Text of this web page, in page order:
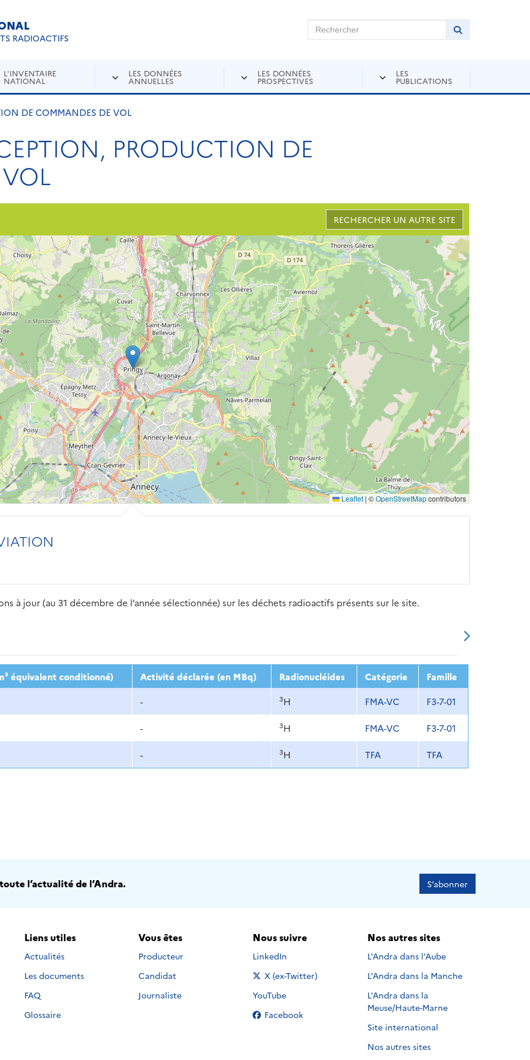
RADIOACTIFS
Rechercher sur Andra Inventaire Rechercher
Lancer la
L'INVENTAIRE
NATIONAL
LES DONNÉES
ANNUELLES
LES DONNÉES
PROSPECTIVES
LES
PUBLICATIONS
DE COMMANDES DE VOL
PRODUCTION DE
RECHERCHER UN AUTRE SITE
Leaflet | ©OpenStreetMapcontributors
à jour (au 31 décembre de l’année sélectionnée) sur les déchets radioactifs présents sur le site.
2017 2018 2019 2020 2021 2022 2023
équivalent conditionné) Activité déclarée (en MBq) Radionucléides Catégorie
Famille
-
3H FMA-VC F3-7-01
- 3H FMA-VC F3-7-01
- 3H TFA TFA
l’actualité de l’Andra. S’abonner
Liens utiles
Actualités
Les documents
FAQ
Glossaire
Vous êtes
Producteur
Candidat
Journaliste
Nous suivre
Nous suivre sur
LinkedIn
Nous suivre sur
X (ex-Twitter)
Nous suivre sur
YouTube
Nous suivre sur
Facebook
Nos autres sites
L'Andra dans l'Aube
L'Andra dans la Manche
L'Andra dans la
Meuse/Haute-Marne
Site international
Nos autres sites